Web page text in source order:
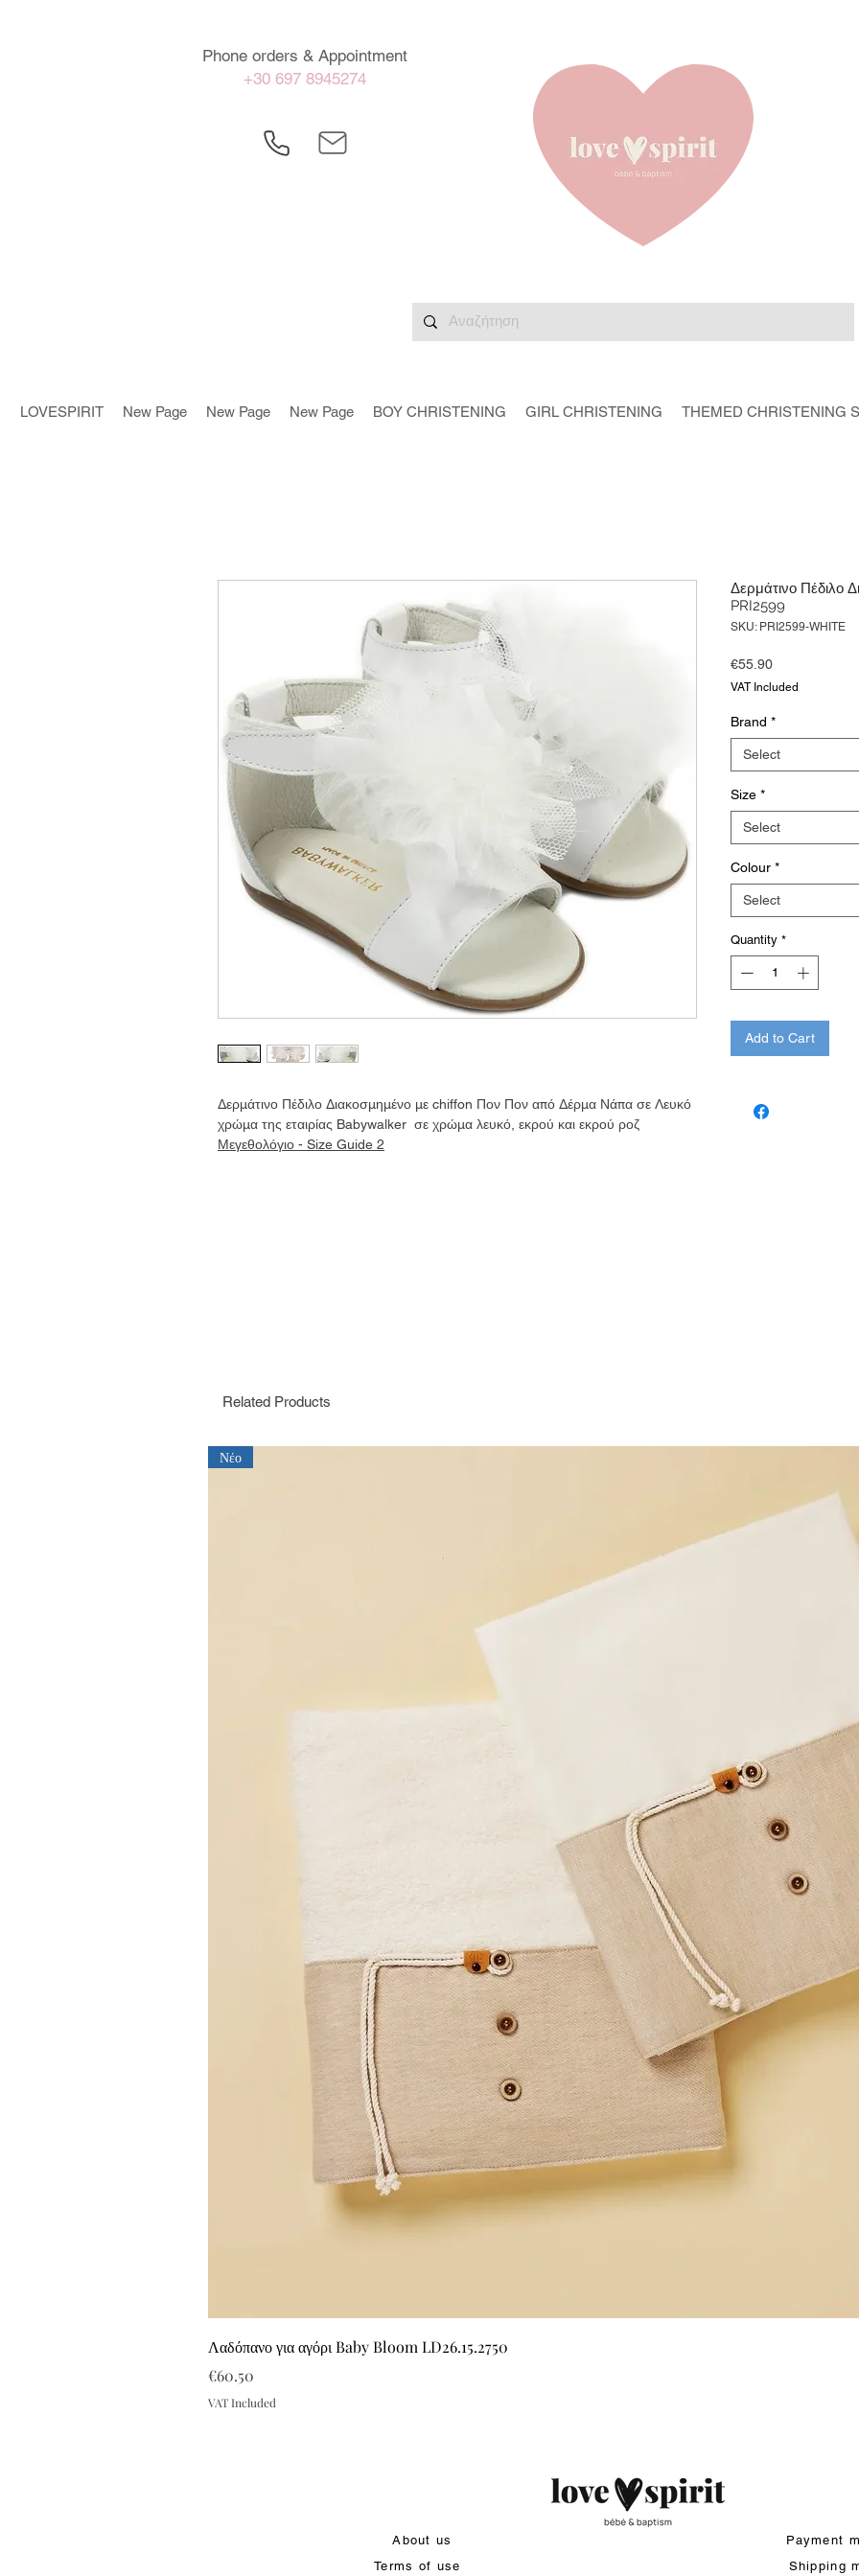
Phone orders & Appointment
+30 697 8945274
Δερμάτινο Πέδιλο Διακοσμημένο με chiffon Πον Πον από Δέρμα Νάπα σε Λευκό
χρώμα της εταιρίας Babywalker σε χρώμα λευκό, εκρού και εκρού ροζ
Μεγεθολόγιο - Size Guide 2
Δερμάτινο Πέδιλο
PRI2599
SKU: PRI2599-WHITE
€55.90Price
VAT Included
Brand *
Select
Size *
Select
Colour *
Select
Quantity *
Add to Cart
Related Products
Νέο
Λαδόπανο για αγόρι Baby Bloom LD26.15.2750
Price
€60.50
VAT Included
LOVESPIRIT New Page New Page New Page BOY CHRISTENING GIRL CHRISTENING THEMED CHRISTENING
About us
Terms of use
Payment
Shipping